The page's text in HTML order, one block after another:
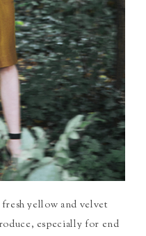
yellow and velvet
especially for end